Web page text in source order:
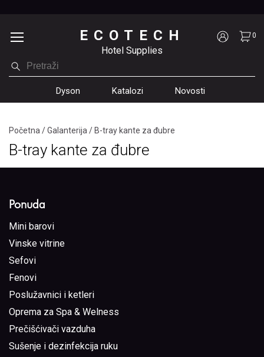
Dyson Katalozi Novosti
ECOTECH
Hotel Supplies
0
Početna /Galanterija /B-tray kante za đubre
B-tray kante za đubre
Ponuda
Mini barovi
Vinske vitrine
Sefovi
Fenovi
Poslužavnici i ketleri
Oprema za Spa & Welness
Prečišćivači vazduha
Sušenje i dezinfekcija ruku